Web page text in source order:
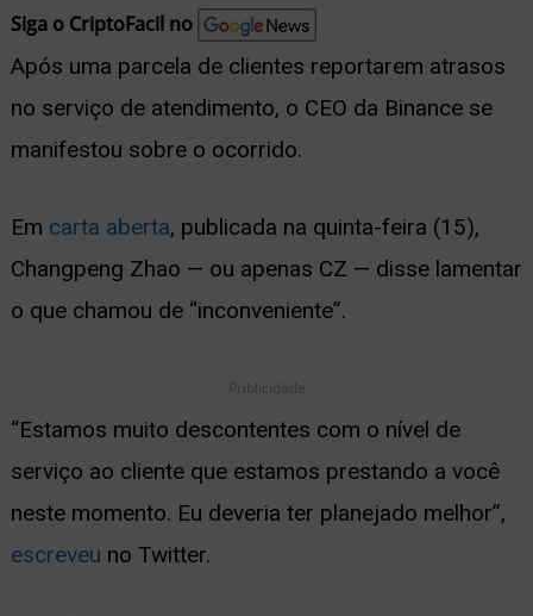
Siga o CriptoFacil no
Após uma parcela de clientes reportarem atrasos
no serviço de atendimento, o CEO da Binance se
manifestou sobre o ocorrido.
Em carta aberta, publicada na quinta-feira (15),
Changpeng Zhao — ou apenas CZ — disse lamentar
o que chamou de “inconveniente”.
Publicidade
“Estamos muito descontentes com o nível de
serviço ao cliente que estamos prestando a você
neste momento. Eu deveria ter planejado melhor”,
escreveu no Twitter.